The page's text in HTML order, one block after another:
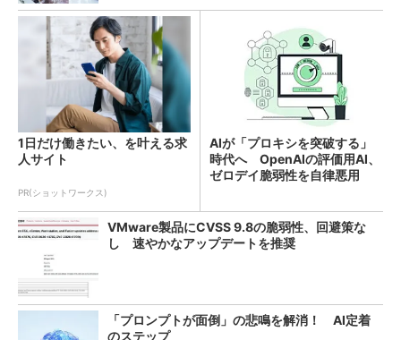
1日だけ働きたい、を叶える求
人サイト
PR(ショットワークス)
AIが「プロキシを突破する」
時代へ OpenAIの評価用AI、
ゼロデイ脆弱性を自律悪用
VMware製品にCVSS 9.8の脆弱性、回避策な
し 速やかなアップデートを推奨
「プロンプトが面倒」の悲鳴を解消！ AI定着
のステップ